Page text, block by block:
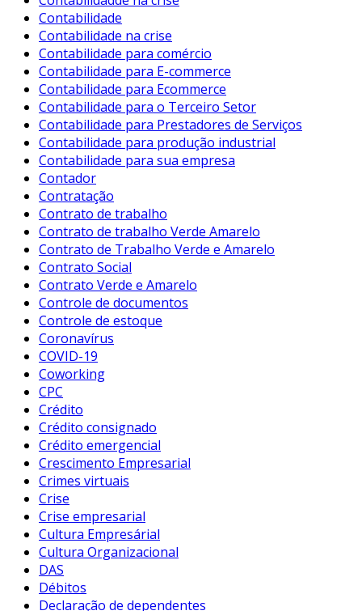
Contabilidade
Contabilidade na crise
Contabilidade para comércio
Contabilidade para E-commerce
Contabilidade para Ecommerce
Contabilidade para o Terceiro Setor
Contabilidade para Prestadores de Serviços
Contabilidade para produção industrial
Contabilidade para sua empresa
Contador
Contratação
Contrato de trabalho
Contrato de trabalho Verde Amarelo
Contrato de Trabalho Verde e Amarelo
Contrato Social
Contrato Verde e Amarelo
Controle de documentos
Controle de estoque
Coronavírus
COVID-19
Coworking
CPC
Crédito
Crédito consignado
Crédito emergencial
Crescimento Empresarial
Crimes virtuais
Crise
Crise empresarial
Cultura Empresárial
Cultura Organizacional
DAS
Débitos
Declaração de dependentes